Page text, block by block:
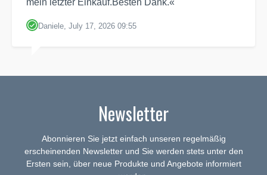
mein letzter Einkauf.Besten Dank.«
Daniele, July 17, 2026 09:55
Newsletter
Abonnieren Sie jetzt einfach unseren regelmäßig
erscheinenden Newsletter und Sie werden stets unter den
Ersten sein, über neue Produkte und Angebote informiert